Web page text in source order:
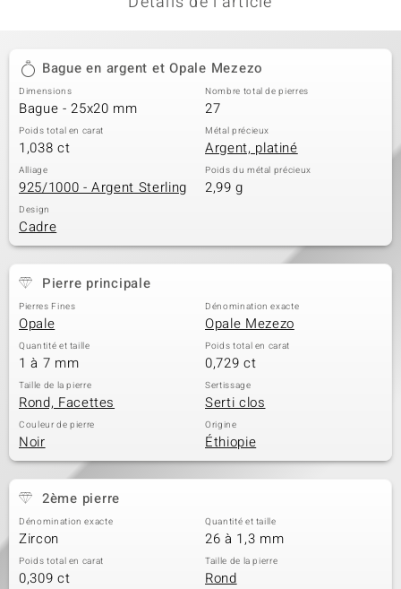
Bague en argent et Opale Mezezo
Dimensions
Bague - 25x20 mm
Nombre total de pierres
27
Poids total en carat
1,038 ct
Métal précieux
Argent, platiné
Alliage
925/1000 - Argent Sterling
Poids du métal précieux
2,99 g
Design
Cadre
Pierre principale
Pierres Fines
Opale
Dénomination exacte
Opale Mezezo
Quantité et taille
1 à 7 mm
Poids total en carat
0,729 ct
Taille de la pierre
Rond, Facettes
Sertissage
Serti clos
Couleur de pierre
Noir
Origine
Éthiopie
2ème pierre
Dénomination exacte
Zircon
Quantité et taille
26 à 1,3 mm
Poids total en carat
0,309 ct
Taille de la pierre
Rond